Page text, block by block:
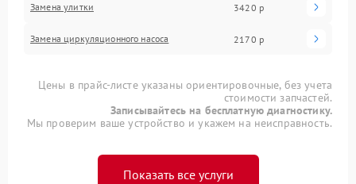
Замена улитки 3420 р
Замена циркуляционного насоса 2170 р
Цены в прайс-листе указаны ориентировочные, без учета
стоимости запчастей.
Записывайтесь на бесплатную диагностику.
Мы проверим ваше устройство и укажем на неисправность.
Показать все услуги